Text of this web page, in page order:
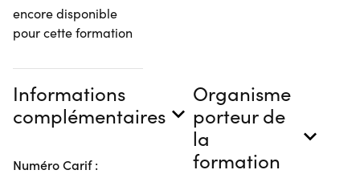
encore disponible
pour cette formation
Informations
complémentaires
Numéro Carif :
Organisme
porteur de
la
formation